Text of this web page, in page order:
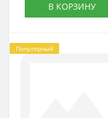
В КОРЗИНУ
Популярный